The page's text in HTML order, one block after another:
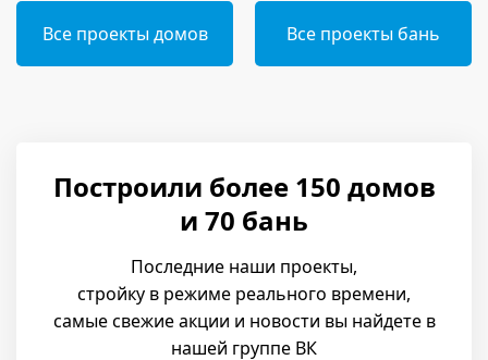
Все проекты домов Все проекты бань
Построили более 150 домов
и 70 бань
Последние наши проекты,
стройку в режиме реального времени,
самые свежие акции и новости вы найдете в
нашей группе ВК